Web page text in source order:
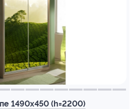
1490х450 (h=2200)